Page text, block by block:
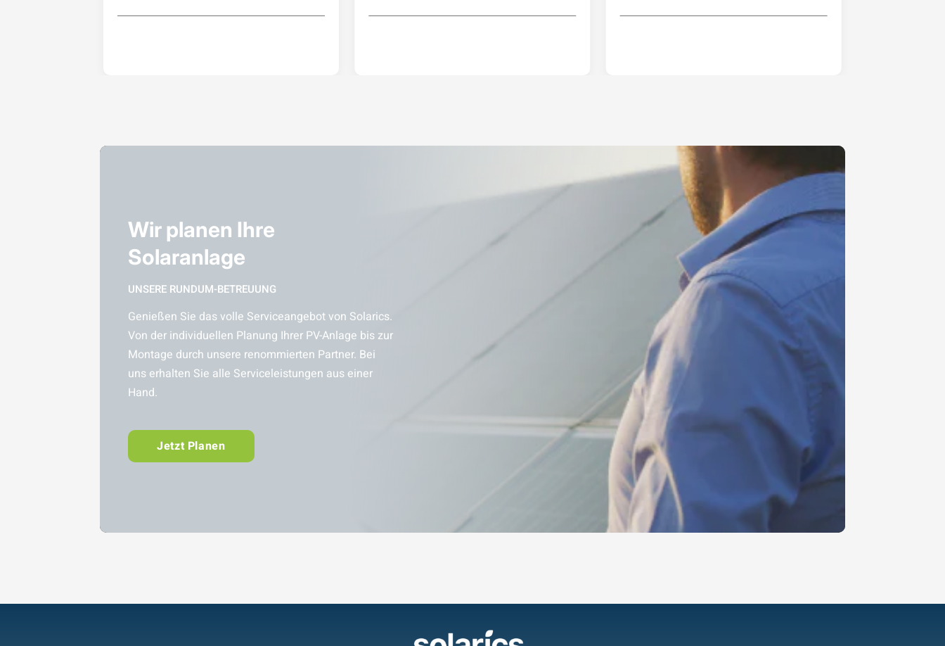
Wir planen Ihre
Solaranlage
UNSERE RUNDUM-BETREUUNG
Genießen Sie das volle Serviceangebot von Solarics.
Von der individuellen Planung Ihrer PV-Anlage bis zur
Montage durch unsere renommierten Partner. Bei
uns erhalten Sie alle Serviceleistungen aus einer
Hand.
Jetzt Planen